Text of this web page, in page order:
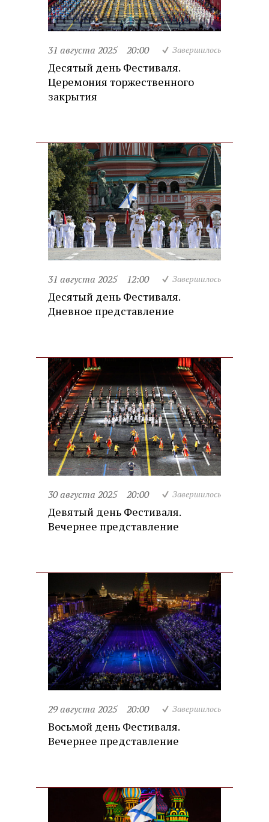
31 августа 2025 20:00 Завершилось
Десятый день Фестиваля.
Церемония торжественного
закрытия
31 августа 2025 12:00 Завершилось
Десятый день Фестиваля.
Дневное представление
30 августа 2025 20:00 Завершилось
Девятый день Фестиваля.
Вечернее представление
29 августа 2025 20:00 Завершилось
Восьмой день Фестиваля.
Вечернее представление